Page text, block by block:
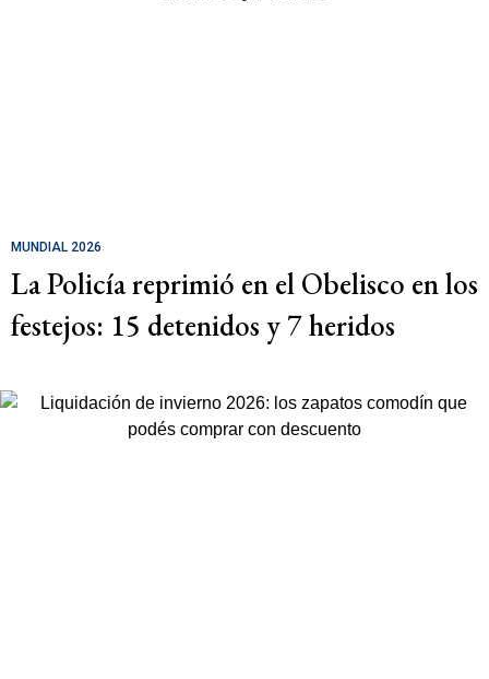
MUNDIAL 2026
La Policía reprimió en el Obelisco en los
festejos: 15 detenidos y 7 heridos